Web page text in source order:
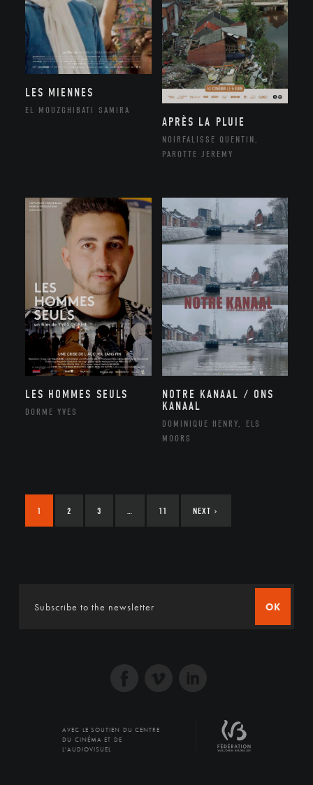
LES MIENNES
EL MOUZGHIBATI SAMIRA
APRÈS LA PLUIE
NOIRFALISSE QUENTIN,
PAROTTE JEREMY
LES HOMMES SEULS
DORME YVES
NOTRE KANAAL / ONS
KANAAL
DOMINIQUE HENRY, ELS
MOORS
1 2 3 … 11 NEXT ›
OK
AVEC LE SOUTIEN DU CENTRE
DU CINÉMA ET DE
L'AUDIOVISUEL